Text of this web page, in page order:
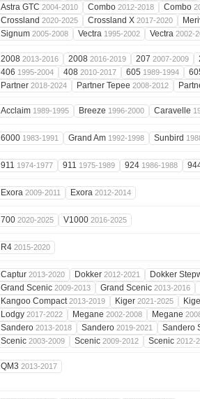
Astra GTC 2004-2010 Combo 2012-2018 Combo
Crossland 2020-2025 Crossland X 2017-2020
Signum 2005-2008 Vectra 1995-2002 Vectra 2002-
2008 2013-2016 2008 2016-2019 207 2007-2009
406 1995-2004 408 2010-2017 605 1989-1994
Partner 2018-2024 Partner Tepee 2008-2012
Acclaim 1989-1995 Breeze 1996-2000 Caravelle
6000 1983-1991 Grand Am 1992-1998 Sunbird
911 1974-1977 911 1975-1989 924 1986-1988
Exora 2009-2011 Exora 2012-2014
700 2020-2025 V1000 2016-2025
R4 2015-2020
Captur 2013-2020 Dokker 2012-2021
Dokker
Grand Scenic 2009-2013 Grand Scenic 2013-2016
Kangoo Compact2013-2019 Kiger 2021-2025
Lodgy 2017-2022 Megane 2002-2008 Megane
Sandero 2013-2018 Sandero 2019-2021
Sandero
Scenic 2003-2009 Scenic 2009-2012 Scenic 2012-
QM3 2013-2017